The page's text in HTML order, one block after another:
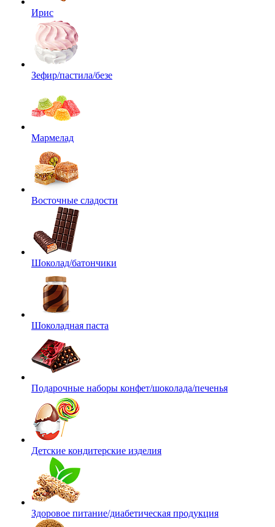
Ирис
Зефир/пастила/безе
Мармелад
Восточные сладости
Шоколад/батончики
Шоколадная паста
Подарочные наборы конфет/шоколада/печенья
Детские кондитерские изделия
Здоровое питание/диабетическая продукция